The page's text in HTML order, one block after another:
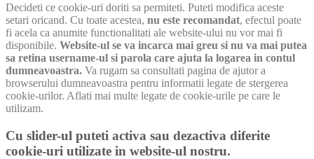
Decideti ce cookie-uri doriti sa permiteti. Puteti modifica aceste
setari oricand. Cu toate acestea, nu este recomandat, efectul poate
fi acela ca anumite functionalitati ale website-ului nu vor mai fi
disponibile. Website-ul se va incarca mai greu si nu va mai putea
sa retina username-ul si parola care ajuta la logarea in contul
dumneavoastra. Va rugam sa consultati pagina de ajutor a
browserului dumneavoastra pentru informatii legate de stergerea
cookie-urilor. Aflati mai multe legate de cookie-urile pe care le
utilizam.
Cu slider-ul puteti activa sau dezactiva diferite
cookie-uri utilizate in website-ul nostru.